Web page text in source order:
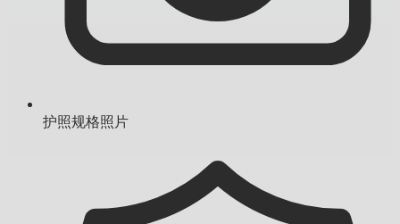
护照规格照片